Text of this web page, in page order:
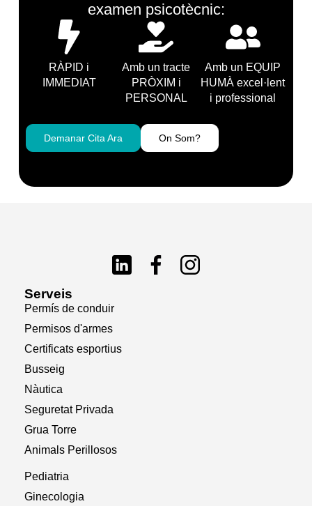
examen psicotècnic:
RÀPID i
IMMEDIAT
Amb un tracte
PRÒXIM i
PERSONAL
Amb un EQUIP
HUMÀ excel·lent
i professional
Demanar Cita Ara On Som?
Serveis
Permís de conduir
Permisos d'armes
Certificats esportius
Busseig
Nàutica
Seguretat Privada
Grua Torre
Animals Perillosos
Pediatria
Ginecologia